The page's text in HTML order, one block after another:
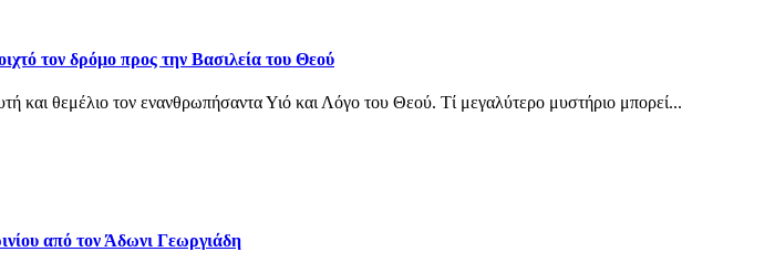
τον δρόμο προς την Βασιλεία του Θεού
και θεμέλιο τον ενανθρωπήσαντα Υιό και Λόγο του Θεού. Τί μεγαλύτερο μυστήριο μπορεί...
από τον Άδωνι Γεωργιάδη